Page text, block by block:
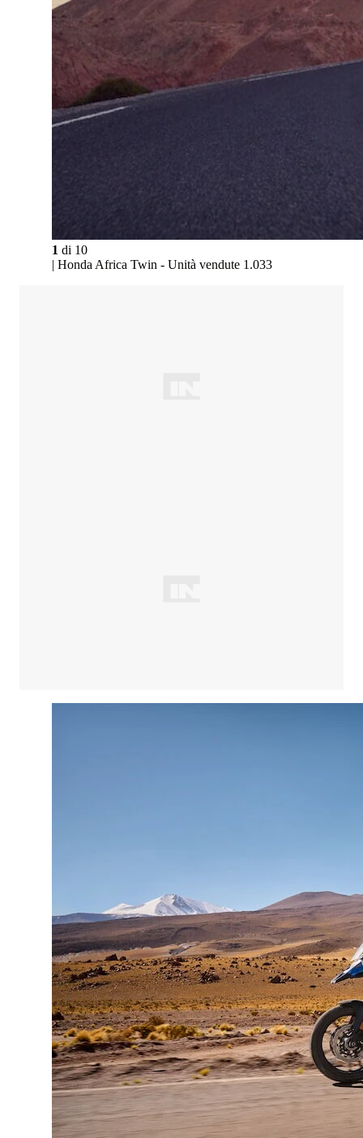
1 di 10
| Honda Africa Twin - Unità vendute 1.033